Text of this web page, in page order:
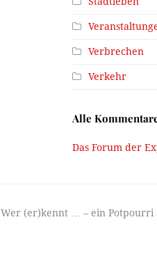
Verbrechen
Verkehr
Alle
Das Forum der
next
Wer (er)kennt … – ein Potpourri